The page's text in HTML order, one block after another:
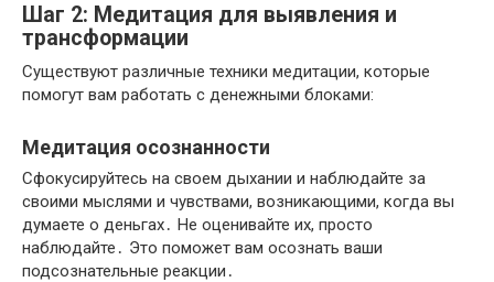
Шаг 2: Медитация для выявления и
трансформации
Существуют различные техники медитации, которые
помогут вам работать с денежными блоками:
Медитация осознанности
Сфокусируйтесь на своем дыхании и наблюдайте за
своими мыслями и чувствами, возникающими, когда вы
думаете о деньгах․ Не оценивайте их, просто
наблюдайте․ Это поможет вам осознать ваши
подсознательные реакции․